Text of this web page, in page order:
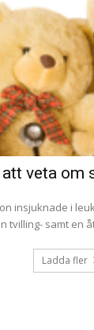
att veta om
insjuknade i
tvilling- samt en
Ladda fler